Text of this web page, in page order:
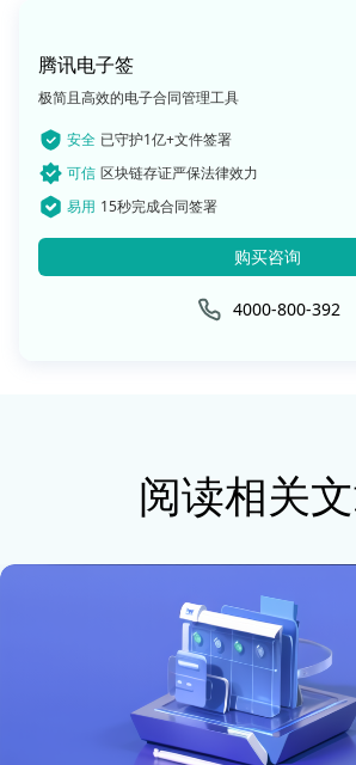
腾讯电子签
极简且高效的电子合同管理工具
安全 已守护1亿+文件签署
可信 区块链存证严保法律效力
易用 15秒完成合同签署
购买咨询
4000-800-392
阅读相关